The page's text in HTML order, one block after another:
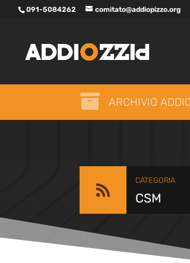
091-5084262 comitato@addiopizzo.org
 ARCHIVIO

CATEGORIA
CSM